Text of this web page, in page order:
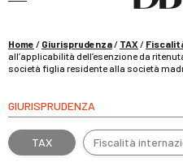
La governance
Home / Giurisprudenza/ TAX /
all’applicabilità dell’esenzione da
società figlia residente alla società
GIURISPRUDENZA
TAX Fiscalità